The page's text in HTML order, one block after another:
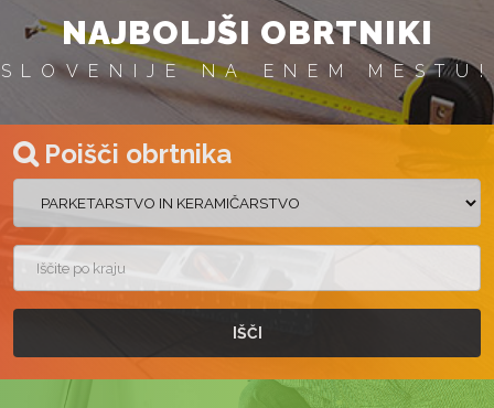
NAJBOLJŠI OBRTNIKI
SLOVENIJE NA ENEM MESTU!
Poišči obrtnika